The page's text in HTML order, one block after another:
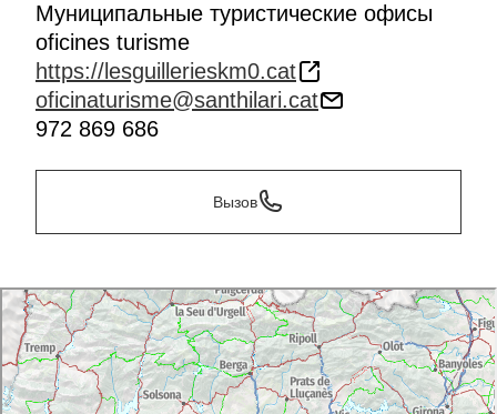
Муниципальные туристические офисы
oficines turisme
https://lesguillerieskm0.cat
oficinaturisme@santhilari.cat
972 869 686
Вызов